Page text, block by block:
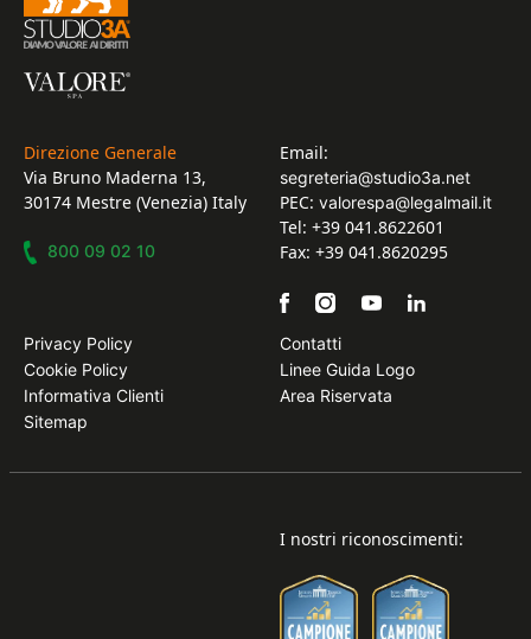
Direzione Generale
Via Bruno Maderna 13,
30174 Mestre (Venezia) Italy
800 09 02 10
Email:
segreteria@studio3a.net
PEC: valorespa@legalmail.it
Tel: +39 041.8622601
Fax: +39 041.8620295
Privacy Policy
Cookie Policy
Informativa Clienti
Sitemap
Contatti
Linee Guida Logo
Area Riservata
I nostri riconoscimenti: